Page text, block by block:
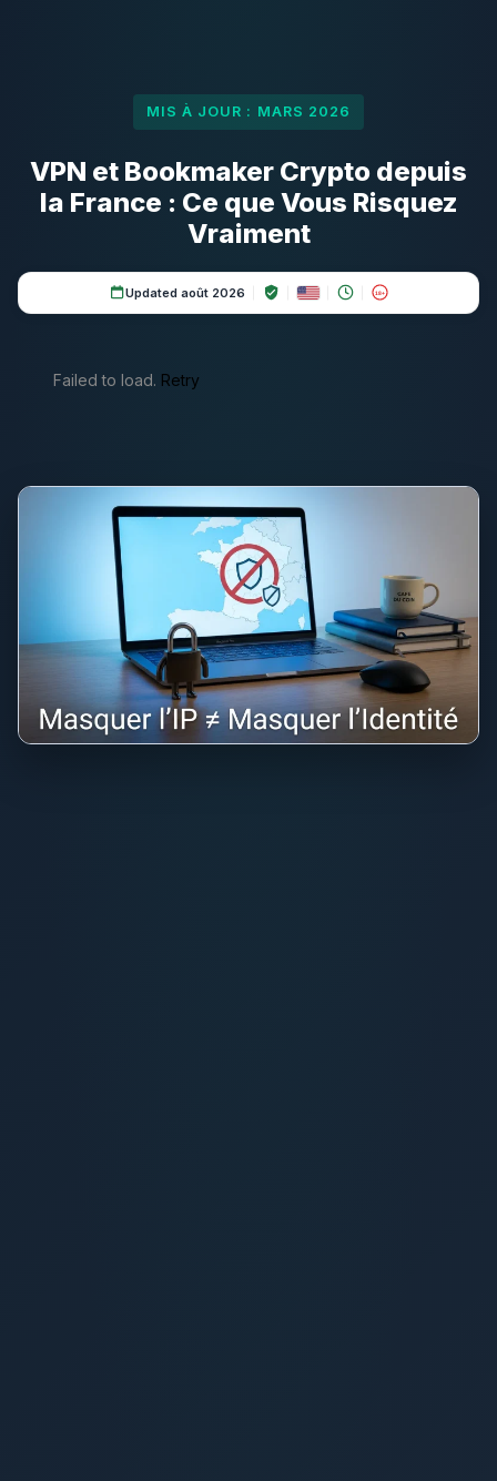
MIS À JOUR : MARS 2026
VPN et Bookmaker Crypto depuis
la France : Ce que Vous Risquez
Vraiment
Updated août 2026 18+
Failed to load. Retry